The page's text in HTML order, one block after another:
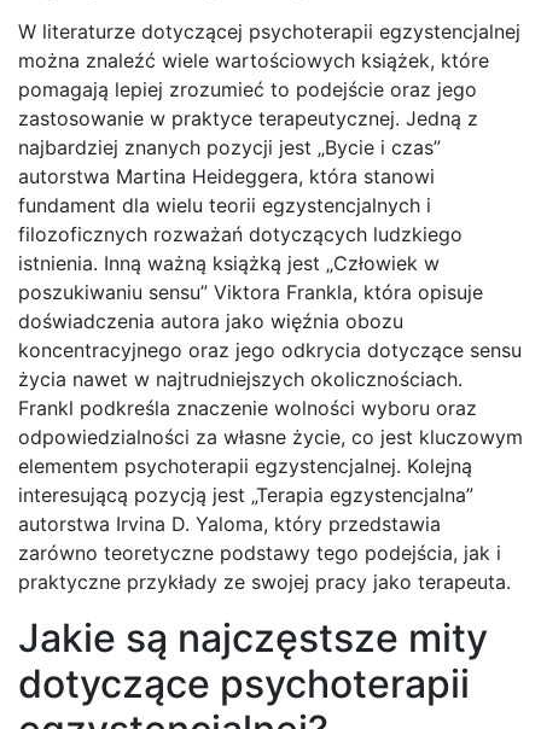
W literaturze dotyczącej psychoterapii egzystencjalnej
można znaleźć wiele wartościowych książek, które
pomagają lepiej zrozumieć to podejście oraz jego
zastosowanie w praktyce terapeutycznej. Jedną z
najbardziej znanych pozycji jest „Bycie i czas”
autorstwa Martina Heideggera, która stanowi
fundament dla wielu teorii egzystencjalnych i
filozoficznych rozważań dotyczących ludzkiego
istnienia. Inną ważną książką jest „Człowiek w
poszukiwaniu sensu” Viktora Frankla, która opisuje
doświadczenia autora jako więźnia obozu
koncentracyjnego oraz jego odkrycia dotyczące sensu
życia nawet w najtrudniejszych okolicznościach.
Frankl podkreśla znaczenie wolności wyboru oraz
odpowiedzialności za własne życie, co jest kluczowym
elementem psychoterapii egzystencjalnej. Kolejną
interesującą pozycją jest „Terapia egzystencjalna”
autorstwa Irvina D. Yaloma, który przedstawia
zarówno teoretyczne podstawy tego podejścia, jak i
praktyczne przykłady ze swojej pracy jako terapeuta.
Jakie są najczęstsze mity
dotyczące psychoterapii